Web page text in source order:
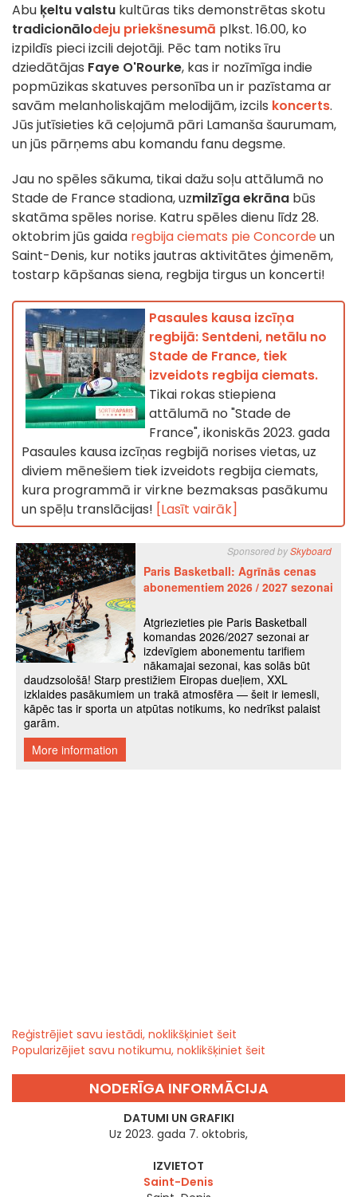
Abu ķeltu valstu kultūras tiks demonstrētas skotu
tradicionālodeju priekšnesumā plkst. 16.00, ko
izpildīs pieci izcili dejotāji. Pēc tam notiks īru
dziedātājas Faye O'Rourke, kas ir nozīmīga indie
popmūzikas skatuves personība un ir pazīstama ar
savām melanholiskajām melodijām, izcils koncerts.
Jūs jutīsieties kā ceļojumā pāri Lamanša šaurumam,
un jūs pārņems abu komandu fanu degsme.
Jau no spēles sākuma, tikai dažu soļu attālumā no
Stade de France stadiona, uzmilzīga ekrāna būs
skatāma spēles norise. Katru spēles dienu līdz 28.
oktobrim jūs gaida regbija ciemats pie Concordeun
Saint-Denis, kur notiks jautras aktivitātes ģimenēm,
tostarp kāpšanas siena, regbija tirgus un koncerti!
Pasaules kausa izcīņa
regbijā: Sentdeni, netālu no
Stade de France, tiek
izveidots regbija ciemats.
Tikai rokas stiepiena
attālumā no "Stade de
France", ikoniskās 2023. gada
Pasaules kausa izcīņas regbijā norises vietas, uz
diviem mēnešiem tiek izveidots regbija ciemats,
kura programmā ir virkne bezmaksas pasākumu
un spēļu translācijas! [Lasīt vairāk]
Reģistrējiet savu iestādi, noklikšķiniet šeit
Popularizējiet savu notikumu, noklikšķiniet šeit
NODERĪGA INFORMĀCIJA
DATUMI UN GRAFIKI
Uz 2023. gada 7. oktobris,
IZVIETOT
Saint-Denis